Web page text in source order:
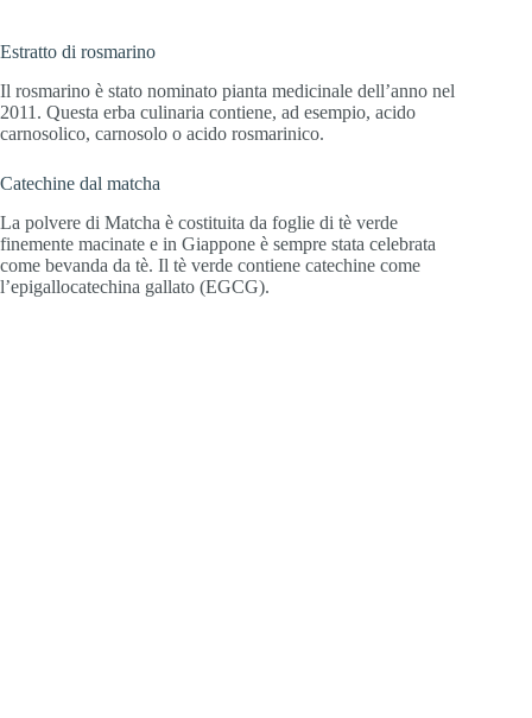
Estratto di rosmarino
Il rosmarino è stato nominato pianta medicinale dell’anno nel
2011. Questa erba culinaria contiene, ad esempio, acido
carnosolico, carnosolo o acido rosmarinico.
Catechine dal matcha
La polvere di Matcha è costituita da foglie di tè verde
finemente macinate e in Giappone è sempre stata celebrata
come bevanda da tè. Il tè verde contiene catechine come
l’epigallocatechina gallato (EGCG).